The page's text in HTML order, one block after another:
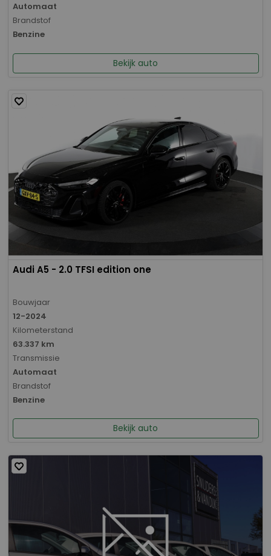
Automaat
Brandstof
Benzine
Bekijk auto
Audi A5 - 2.0 TFSI edition one
Bouwjaar
12-2024
Kilometerstand
63.337 km
Transmissie
Automaat
Brandstof
Benzine
Bekijk auto